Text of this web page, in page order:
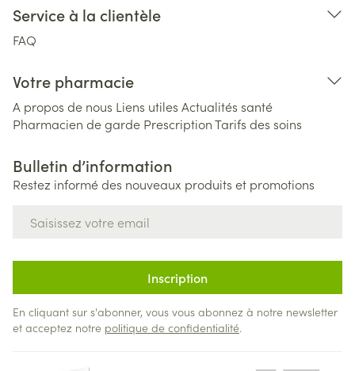
Service à la clientèle
FAQ
Votre pharmacie
A propos de nous Liens utiles Actualités santé
Pharmacien de garde PrescriptionTarifs des soins
Bulletin d’information
Restez informé des nouveaux produits et promotions
Inscription
En cliquant sur s'abonner, vous vous abonnez à notre newsletter
et acceptez notre politique de confidentialité.